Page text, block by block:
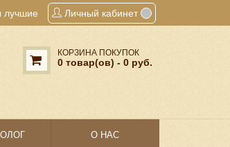
лучшие Личный кабинет
КОРЗИНА ПОКУПОК
0 товар(ов) - 0 руб.
О НАС